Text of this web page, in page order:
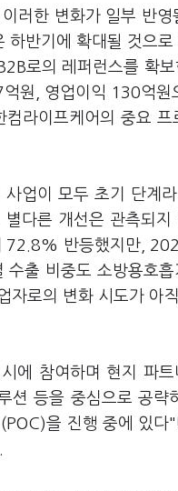
러한 변화가 일부 반
반기에 확대될 것으
로의 레퍼런스를 확
원, 영업이익 130억
라이프케어의 중요 프
업이 모두 초기 단계
다른 개선은 관측되
반등했지만,
출 비중도 소방용호
로의 변화 시도가 아
에 참여하며 현지 파
등을 중심으로 공략
을 진행 중에 있